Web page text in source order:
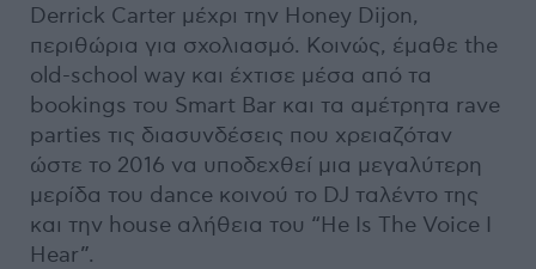
Derrick Carter μέχρι την Honey Dijon,
περιθώρια για σχολιασμό. Κοινώς, έμαθε the
old-school way και έχτισε μέσα από τα
bookings του Smart Bar και τα αμέτρητα rave
parties τις διασυνδέσεις που χρειαζόταν
ώστε το 2016 να υποδεχθεί μια μεγαλύτερη
μερίδα του dance κοινού το DJ ταλέντο της
και την house αλήθεια του “He Is The Voice I
Hear”.